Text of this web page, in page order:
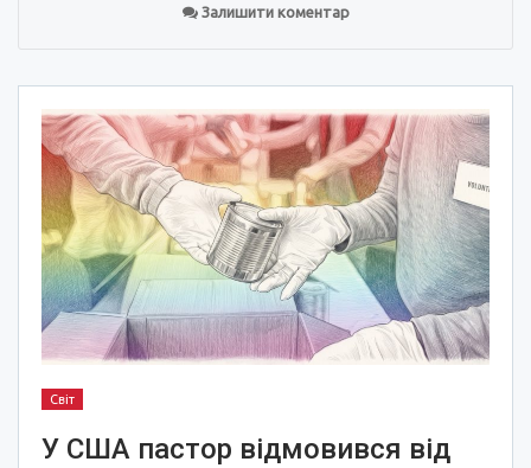
Залишити коментар
Світ
У США пастор відмовився від